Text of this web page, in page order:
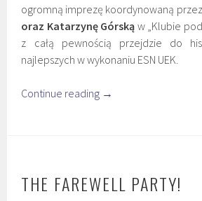
ogromną imprezę koordynowaną przez
oraz Katarzynę Górską w „Klubie
z całą pewnością przejdzie do
najlepszych w wykonaniu ESN UEK.
Continue reading →
THE FAREWELL PARTY!